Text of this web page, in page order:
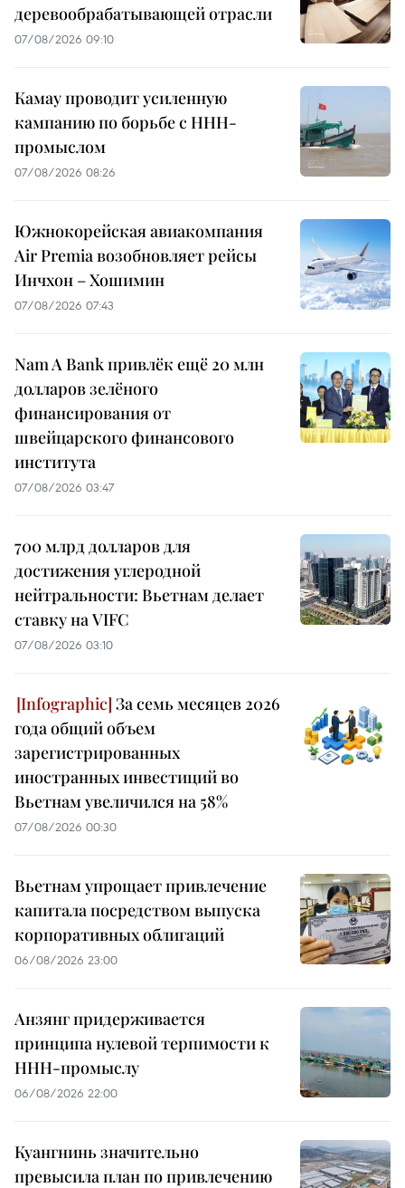
деревообрабатывающей отрасли
07/08/2026 09:10
Камау проводит усиленную
кампанию по борьбе с ННН-
промыслом
07/08/2026 08:26
Южнокорейская авиакомпания
Air Premia возобновляет рейсы
Инчхон – Хошимин
07/08/2026 07:43
Nam A Bank привлёк ещё 20 млн
долларов зелёного
финансирования от
швейцарского финансового
института
07/08/2026 03:47
700 млрд долларов для
достижения углеродной
нейтральности: Вьетнам делает
ставку на VIFC
07/08/2026 03:10
За семь месяцев 2026
года общий объем
зарегистрированных
иностранных инвестиций во
Вьетнам увеличился на 58%
07/08/2026 00:30
Вьетнам упрощает привлечение
капитала посредством выпуска
корпоративных облигаций
06/08/2026 23:00
Анзянг придерживается
принципа нулевой терпимости к
ННН-промыслу
06/08/2026 22:00
Куангнинь значительно
превысила план по привлечению